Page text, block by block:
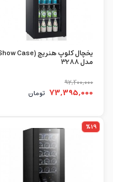
مدل 3288
92,400,000
73,395,000 تومان
%19